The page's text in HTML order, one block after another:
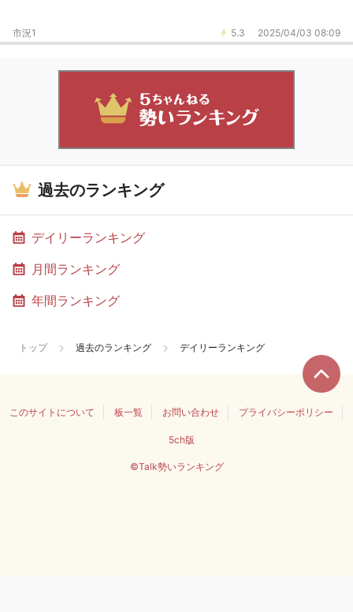
5.3 2025/04/03 08:09
市況1
過去のランキング
デイリーランキング
月間ランキング
年間ランキング
トップ 過去のランキング デイリーランキング
このサイトについて 板一覧 お問い合わせ プライバシーポリシー
5ch版
©Talk勢いランキング